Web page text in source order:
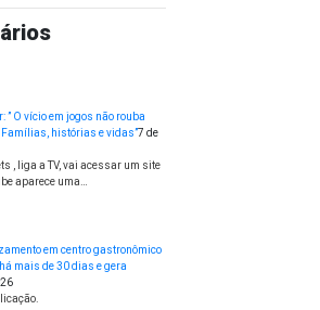
” O vício em jogos não rouba
histórias e vidas”7 de
, liga a TV, vai acessar um site
aparece uma…
em centro gastronômico
mais de 30 dias e gera